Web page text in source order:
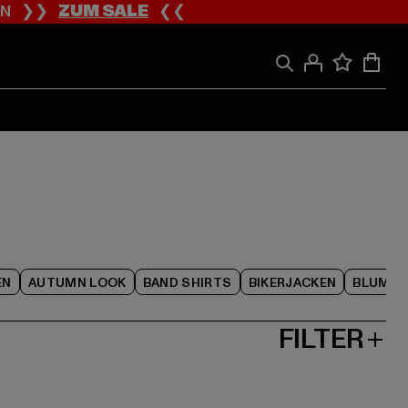
❯❯ZUM SALE❮❮
AUTUMN LOOK BAND SHIRTS BIKERJACKEN
FILTER